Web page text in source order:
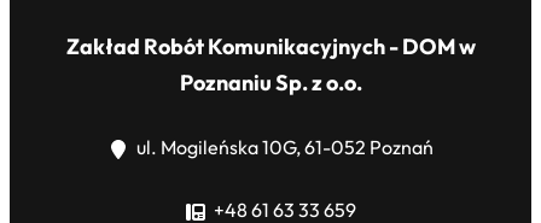
Zakład Robót Komunikacyjnych - DOM w
Poznaniu Sp. z o.o.
ul. Mogileńska 10G, 61-052 Poznań
+48 61 63 33 659